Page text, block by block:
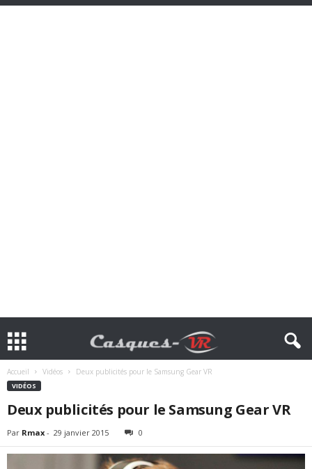
Accueil Vidéos Deux publicités pour le Samsung Gear VR
VIDÉOS
Deux publicités pour le Samsung Gear VR
Par Rmax - 29 janvier 2015 0